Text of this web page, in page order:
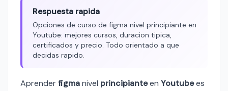
Respuesta rapida
Opciones de curso de figma nivel principiante en
Youtube: mejores cursos, duracion tipica,
certificados y precio. Todo orientado a que
decidas rapido.
Aprenderfigmanivel principianteen Youtubees